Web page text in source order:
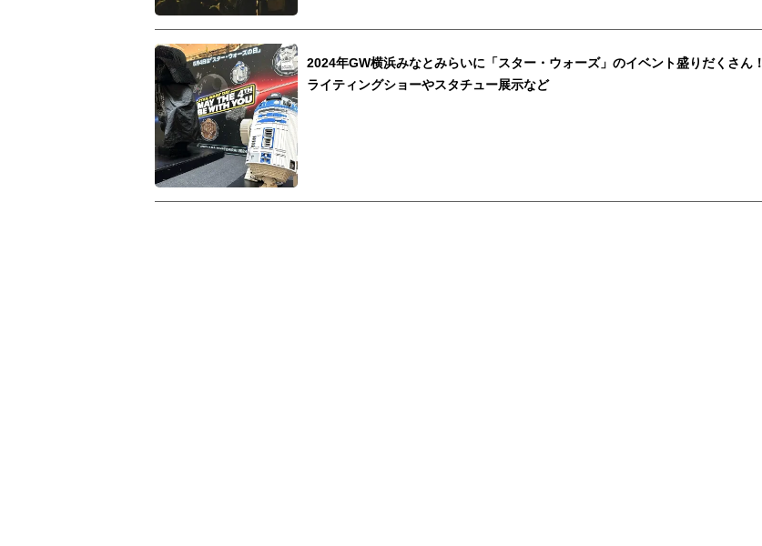
2024年GW横浜みなとみらいに「スター・ウォーズ」のイベント盛りだくさん！
ライティングショーやスタチュー展示など